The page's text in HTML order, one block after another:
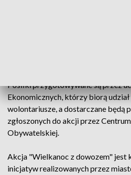
Posiłki przygotowywane są przez
Ekonomicznych, którzy biorą
wolontariusze, a dostarczane będą
zgłoszonych do akcji przez
Obywatelskiej.
Akcja "Wielkanoc z dowozem" jest
inicjatyw realizowanych przez